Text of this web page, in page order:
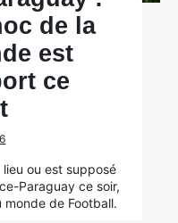
de la
est
ce
ou est supposé
Paraguay ce soir,
de Football.